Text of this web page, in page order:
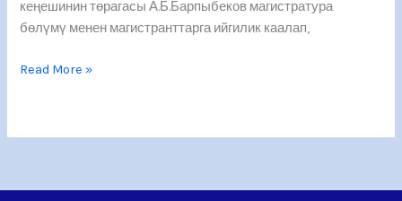
кеңешинин төрагасы А.Б.Барпыбеков магистратура
бөлүмү менен магистранттарга ийгилик каалап,
Read More »